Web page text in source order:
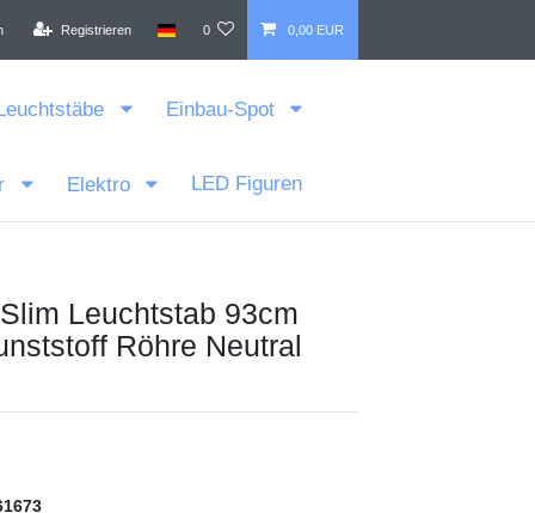
Registrieren 0 0,00 EUR
Leuchtstäbe Einbau-Spot
Elektro LED Figuren
Leuchtstab 93cm
Röhre Neutral